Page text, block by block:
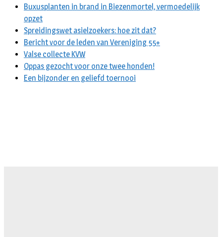
Buxusplanten in brand in Biezenmortel, vermoedelijk
opzet
Spreidingswet asielzoekers: hoe zit dat?
Bericht voor de leden van Vereniging 55+
Valse collecte KVW
Oppas gezocht voor onze twee honden!
Een bijzonder en geliefd toernooi